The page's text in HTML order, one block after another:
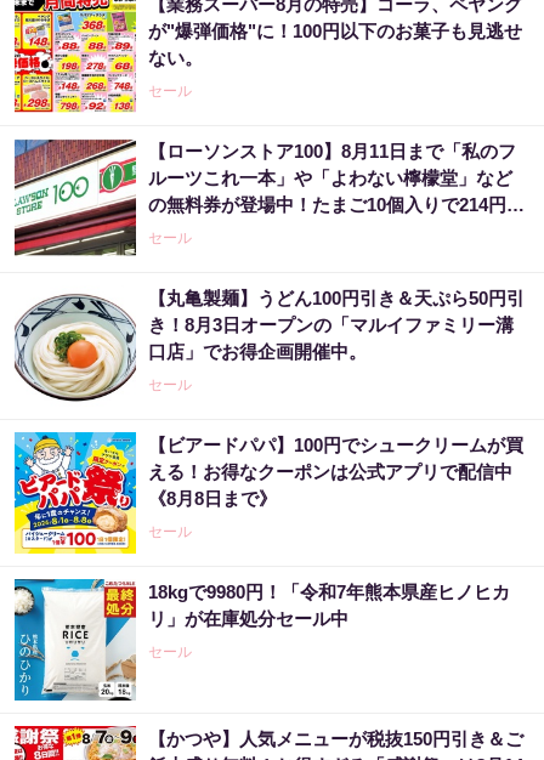
【業務スーパー8月の特売】コーラ、ペヤング
が"爆弾価格"に！100円以下のお菓子も見逃せ
ない。
セール
【ローソンストア100】8月11日まで「私のフ
ルーツこれ一本」や「よわない檸檬堂」など
の無料券が登場中！たまご10個入りで214円な
どのお得企画も見逃せない。
セール
【丸亀製麺】うどん100円引き＆天ぷら50円引
き！8月3日オープンの「マルイファミリー溝
口店」でお得企画開催中。
セール
【ビアードパパ】100円でシュークリームが買
える！お得なクーポンは公式アプリで配信中
《8月8日まで》
セール
18kgで9980円！「令和7年熊本県産ヒノヒカ
リ」が在庫処分セール中
セール
【かつや】人気メニューが税抜150円引き＆ご